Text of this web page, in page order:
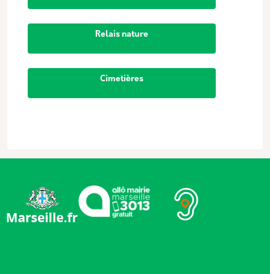
Relais nature
Cimetières